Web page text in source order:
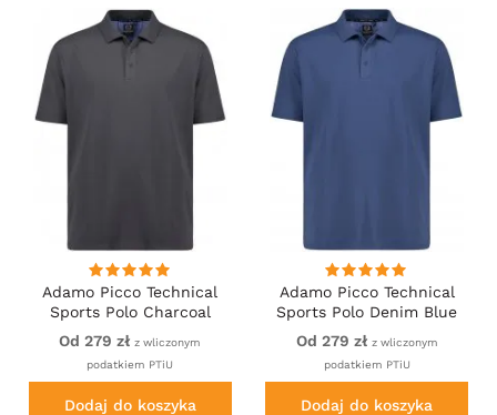
Adamo Picco Technical
Sports Polo Charcoal
Od 279 zł z wliczonym
podatkiem PTiU
Dodaj do koszyka
Adamo Picco Technical
Sports Polo Denim Blue
Od 279 zł z wliczonym
podatkiem PTiU
Dodaj do koszyka